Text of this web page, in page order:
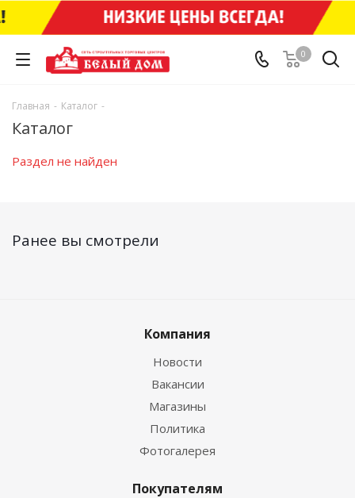
0
Главная - Каталог -
Каталог
Раздел не найден
Ранее вы смотрели
Компания
Новости
Вакансии
Магазины
Политика
Фотогалерея
Покупателям